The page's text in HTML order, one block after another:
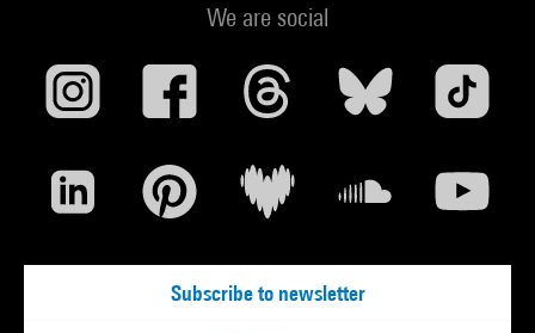
We are social
Subscribe to newsletter